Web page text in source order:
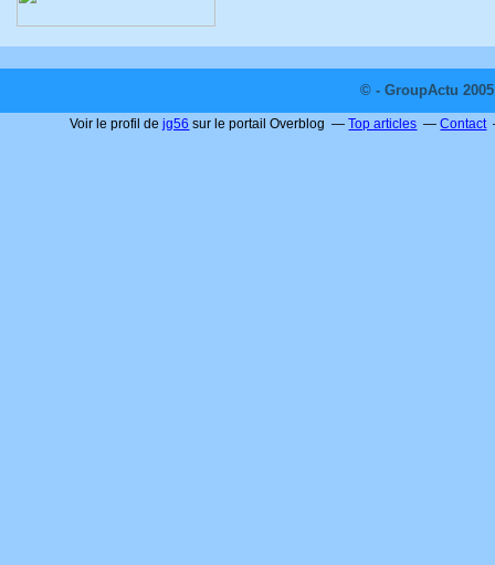
© - GroupActu
Voir le profil dejg56 sur le portail Overblog Top articles Contact